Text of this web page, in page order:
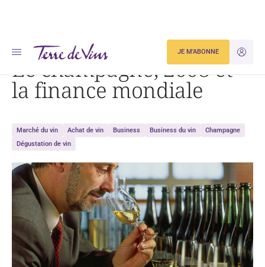
JE
JE M'ABONNE
Accueil Le champagne, 2008 et la finance mondiale
Le champagne, 2008 et
la finance mondiale
Marché du vin Achat de vin Business Business du vin
Champagne
Dégustation de vin